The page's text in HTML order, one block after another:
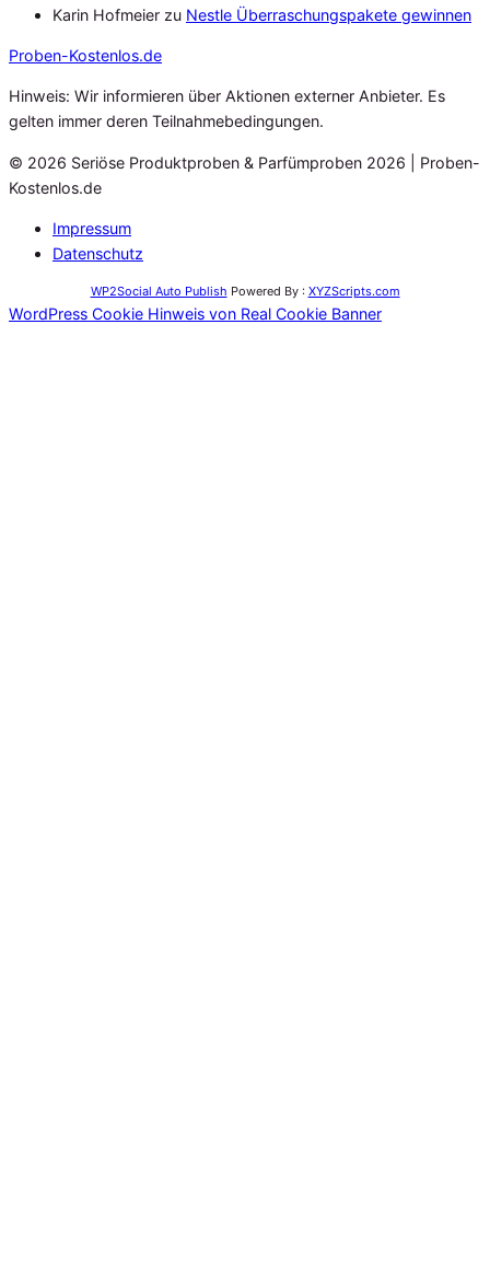
Karin Hofmeier zu Nestle Überraschungspakete gewinnen
Proben-Kostenlos.de
Hinweis: Wir informieren über Aktionen externer Anbieter. Es
gelten immer deren Teilnahmebedingungen.
© 2026 Seriöse Produktproben & Parfümproben 2026 | Proben-
Kostenlos.de
Impressum
Datenschutz
WP2Social Auto Publish Powered By : XYZScripts.com
WordPress Cookie Hinweis von Real Cookie Banner